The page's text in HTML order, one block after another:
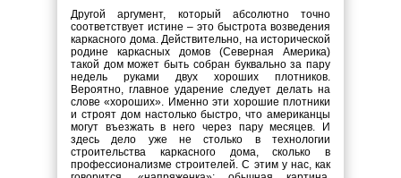
Другой аргумент, который абсолютно точно
соответствует истине – это быстрота возведения
каркасного дома. Действительно, на исторической
родине каркасных домов (Северная Америка)
такой дом может быть собран буквально за пару
недель руками двух хороших плотников.
Вероятно, главное ударение следует делать на
слове «хороших». Именно эти хорошие плотники
и строят дом настолько быстро, что американцы
могут въезжать в него через пару месяцев. И
здесь дело уже не столько в технологии
строительства каркасного дома, сколько в
профессионализме строителей. С этим у нас, как